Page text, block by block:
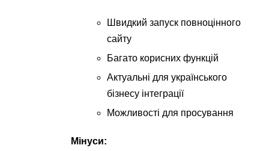
Швидкий запуск повноцінного
сайту
Багато корисних функцій
Актуальні для українського
бізнесу інтеграції
Можливості для просування
Мінуси: